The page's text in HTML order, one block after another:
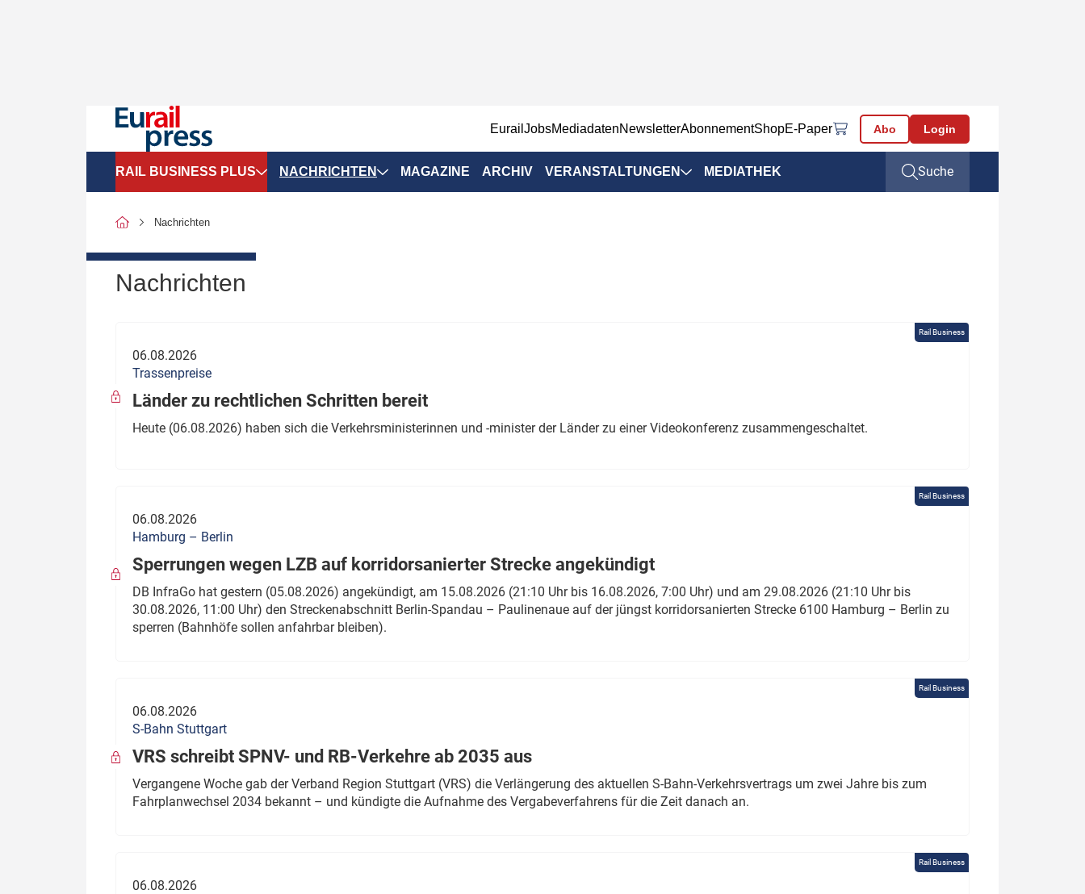
EurailJobsMediadatenNewsletterAbonnementShopE-Paper Abo Login
RAIL BUSINESS PLUS
SPNV-Marktdaten
Politik
wen?
Thema des Monats
Dossier: Generalsanierung
Dossier: ETCS
Dossier:
NACHRICHTEN MAGAZINE ARCHIV VERANSTALTUNGEN MEDIATHEK Suche
Nachrichten
Nachrichten
Rail Business
06.08.2026
Trassenpreise
Länder zu rechtlichen Schritten bereit
Heute (06.08.2026) haben sich die Verkehrsministerinnen und -minister der Länder zu einer Videokonferenz zusammengeschaltet.
Rail Business
06.08.2026
Hamburg – Berlin
Sperrungen wegen LZB auf korridorsanierter Strecke angekündigt
DB InfraGo hat gestern (05.08.2026) angekündigt, am 15.08.2026 (21:10 Uhr bis 16.08.2026, 7:00 Uhr) und am 29.08.2026 (21:10 Uhr bis
30.08.2026, 11:00 Uhr) den Streckenabschnitt Berlin-Spandau – Paulinenaue auf der jüngst korridorsanierten Strecke 6100 Hamburg – Berlin zu
sperren (Bahnhöfe sollen anfahrbar bleiben).
Rail Business
06.08.2026
S-Bahn Stuttgart
VRS schreibt SPNV- und RB-Verkehre ab 2035 aus
Vergangene Woche gab der Verband Region Stuttgart (VRS) die Verlängerung des aktuellen S-Bahn-Verkehrsvertrags um zwei Jahre bis zum
Fahrplanwechsel 2034 bekannt – und kündigte die Aufnahme des Vergabeverfahrens für die Zeit danach an.
Rail Business
06.08.2026